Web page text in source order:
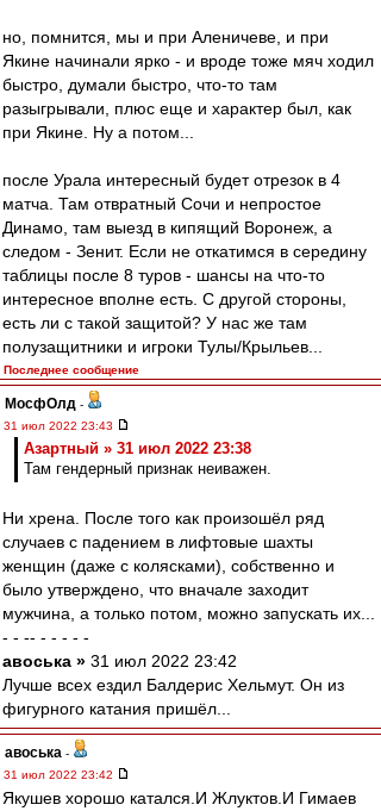
но, помнится, мы и при Аленичеве, и при
Якине начинали ярко - и вроде тоже мяч ходил
быстро, думали быстро, что-то там
разыгрывали, плюс еще и характер был, как
при Якине. Ну а потом...
после Урала интересный будет отрезок в 4
матча. Там отвратный Сочи и непростое
Динамо, там выезд в кипящий Воронеж, а
следом - Зенит. Если не откатимся в середину
таблицы после 8 туров - шансы на что-то
интересное вполне есть. С другой стороны,
есть ли с такой защитой? У нас же там
полузащитники и игроки Тулы/Крыльев...
Последнее сообщение
МосфОлд -
31 июл 2022 23:43
Азартный » 31 июл 2022 23:38
Там гендерный признак неиважен.
Ни хрена. После того как произошёл ряд
случаев с падением в лифтовые шахты
женщин (даже с колясками), собственно и
было утверждено, что вначале заходит
мужчина, а только потом, можно запускать их...
- - -- - - - - -
авоська » 31 июл 2022 23:42
Лучше всех ездил Балдерис Хельмут. Он из
фигурного катания пришёл...
авоська -
31 июл 2022 23:42
Якушев хорошо катался.И Жлуктов.И Гимаев